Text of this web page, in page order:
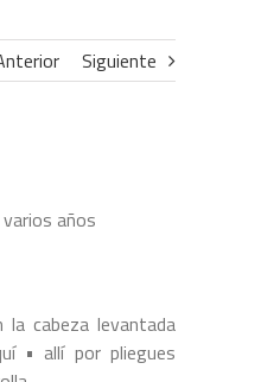
Siguiente
años
cabeza levantada
• allí por pliegues